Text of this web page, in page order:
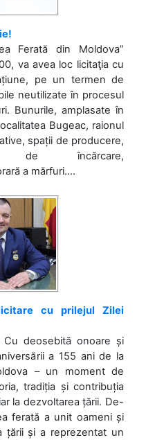
Ferată din Moldova”
va avea loc licitaţia cu
pe un termen de
neutilizate în procesul
Bunurile, amplasate în
Bugeac, raionul
spații de producere,
de încărcare,
a mărfuri....
cu prilejul Zilei
Cu deosebită onoare și
a 155 ani de la
– un moment de
tradiția și contribuția
la dezvoltarea țării. De-
ferată a unit oameni și
țării și a reprezentat un